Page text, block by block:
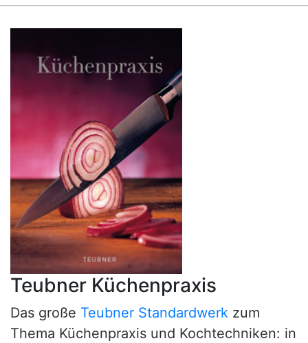
Teubner Küchenpraxis
Das große Teubner Standardwerk zum
Thema Küchenpraxis und Kochtechniken: in